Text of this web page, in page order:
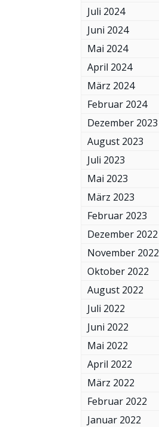
Juli 2024
Juni 2024
Mai 2024
April 2024
März 2024
Februar 2024
Dezember 2023
August 2023
Juli 2023
Mai 2023
März 2023
Februar 2023
Dezember 2022
November 2022
Oktober 2022
August 2022
Juli 2022
Juni 2022
Mai 2022
April 2022
März 2022
Februar 2022
Januar 2022